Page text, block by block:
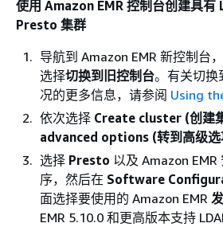
使用 Amazon EMR 控制台创建具有
Presto 集群
导航到 Amazon EMR 新控制台
选择切换到旧控制台。有关切换
况的更多信息，请参阅 Using
依次选择 Create cluster (创建
advanced options (转到高级选
选择 Presto 以及 Amazon
序，然后在 Software
面选择要使用的 Amazon EMR
EMR 5.10.0 和更高版本支持